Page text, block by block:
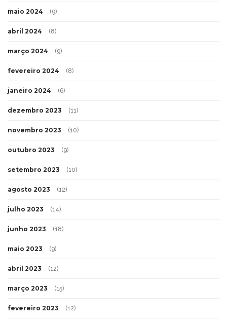
maio 2024 (9)
abril 2024 (8)
março 2024 (9)
fevereiro 2024 (8)
janeiro 2024 (6)
dezembro 2023 (11)
novembro 2023 (10)
outubro 2023 (9)
setembro 2023 (10)
agosto 2023 (12)
julho 2023 (14)
junho 2023 (18)
maio 2023 (9)
abril 2023 (12)
março 2023 (15)
fevereiro 2023 (12)